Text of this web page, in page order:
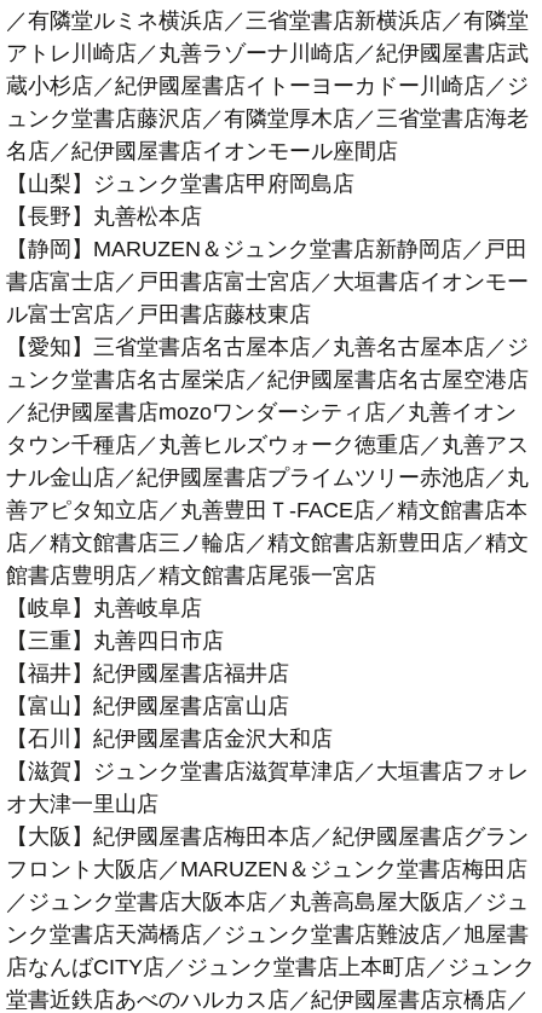
／有隣堂ルミネ横浜店／三省堂書店新横浜店／有隣堂
アトレ川崎店／丸善ラゾーナ川崎店／紀伊國屋書店武
蔵小杉店／紀伊國屋書店イトーヨーカドー川崎店／ジ
ュンク堂書店藤沢店／有隣堂厚木店／三省堂書店海老
名店／紀伊國屋書店イオンモール座間店
【山梨】ジュンク堂書店甲府岡島店
【長野】丸善松本店
【静岡】MARUZEN＆ジュンク堂書店新静岡店／戸田
書店富士店／戸田書店富士宮店／大垣書店イオンモー
ル富士宮店／戸田書店藤枝東店
【愛知】三省堂書店名古屋本店／丸善名古屋本店／ジ
ュンク堂書店名古屋栄店／紀伊國屋書店名古屋空港店
／紀伊國屋書店mozoワンダーシティ店／丸善イオン
タウン千種店／丸善ヒルズウォーク徳重店／丸善アス
ナル金山店／紀伊國屋書店プライムツリー赤池店／丸
善アピタ知立店／丸善豊田Ｔ-FACE店／精文館書店本
店／精文館書店三ノ輪店／精文館書店新豊田店／精文
館書店豊明店／精文館書店尾張一宮店
【岐阜】丸善岐阜店
【三重】丸善四日市店
【福井】紀伊國屋書店福井店
【富山】紀伊國屋書店富山店
【石川】紀伊國屋書店金沢大和店
【滋賀】ジュンク堂書店滋賀草津店／大垣書店フォレ
オ大津一里山店
【大阪】紀伊國屋書店梅田本店／紀伊國屋書店グラン
フロント大阪店／MARUZEN＆ジュンク堂書店梅田店
／ジュンク堂書店大阪本店／丸善高島屋大阪店／ジュ
ンク堂書店天満橋店／ジュンク堂書店難波店／旭屋書
店なんばCITY店／ジュンク堂書店上本町店／ジュンク
堂書近鉄店あべのハルカス店／紀伊國屋書店京橋店／